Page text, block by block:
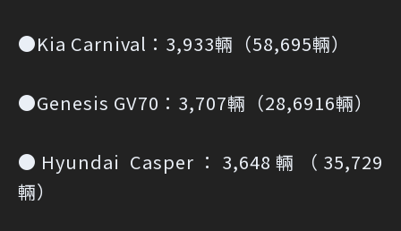
●Kia Carnival：3,933輛（58,695輛）
●Genesis GV70：3,707輛（28,6916輛）
●Hyundai Casper：3,648輛（35,729
輛）